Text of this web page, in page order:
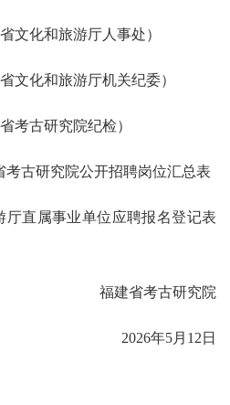
文化和旅游厅人事处）
文化和旅游厅机关纪委）
考古研究院纪检）
考古研究院公开招聘岗位汇总表
直属事业单位应聘报名登记表
福建省考古研究院
2026年5月12日